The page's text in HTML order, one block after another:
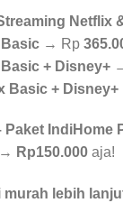
Netflix
→ Rp
+ Disney+
Basic + Disney+
Paket IndiHome
→ Rp150.000 aja!
murah lebih